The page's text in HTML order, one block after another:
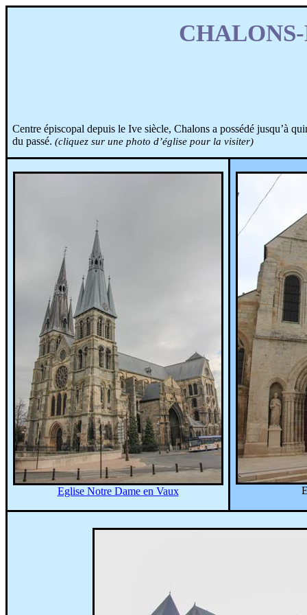
Centre épiscopal depuis le Ive siècle, Chalons a possédé jusqu’à
du passé.(cliquez sur une photo d’église pour la visiter)
Eglise Notre Dame en Vaux